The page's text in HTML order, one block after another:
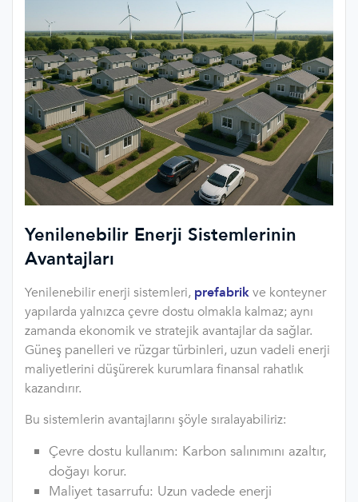
Yenilenebilir Enerji Sistemlerinin
Avantajları
Yenilenebilir enerji sistemleri, prefabrikve konteyner
yapılarda yalnızca çevre dostu olmakla kalmaz; aynı
zamanda ekonomik ve stratejik avantajlar da sağlar.
Güneş panelleri ve rüzgar türbinleri, uzun vadeli enerji
maliyetlerini düşürerek kurumlara finansal rahatlık
kazandırır.
Bu sistemlerin avantajlarını şöyle sıralayabiliriz:
Çevre dostu kullanım: Karbon salınımını azaltır,
doğayı korur.
Maliyet tasarrufu: Uzun vadede enerji